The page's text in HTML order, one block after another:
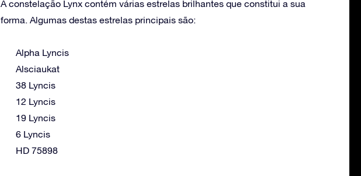
A constelação Lynx contém várias estrelas brilhantes que constitui a sua
forma. Algumas destas estrelas principais são:
Alpha Lyncis
Alsciaukat
38 Lyncis
12 Lyncis
19 Lyncis
6 Lyncis
HD 75898